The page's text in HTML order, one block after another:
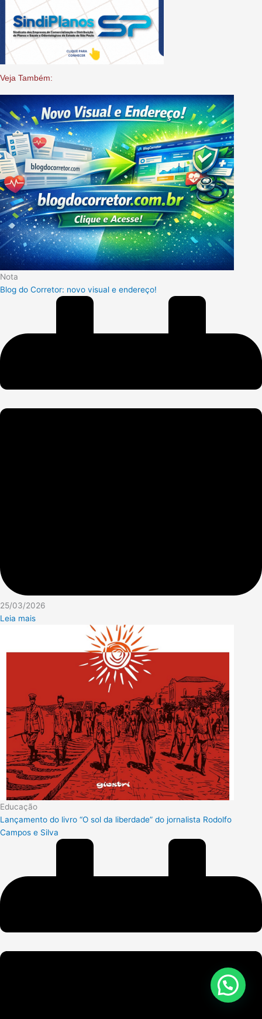
Veja Também:
Nota
Blog do Corretor: novo visual e endereço!
25/03/2026
Leia mais
Educação
Lançamento do livro “O sol da liberdade” do jornalista Rodolfo
Campos e Silva